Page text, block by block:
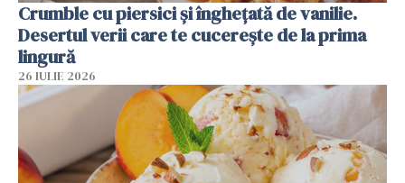
Crumble cu piersici și înghețată de vanilie.
Desertul verii care te cucerește de la prima
lingură
26 IULIE 2026